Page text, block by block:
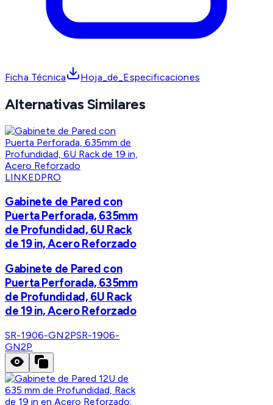
Ficha Técnica Hoja_de_Especificaciones
Alternativas Similares
LINKEDPRO
Gabinete de Pared con
Puerta Perforada, 635mm
de Profundidad, 6U Rack
de 19 in, Acero Reforzado
Gabinete de Pared con
Puerta Perforada, 635mm
de Profundidad, 6U Rack
de 19 in, Acero Reforzado
SR-1906-GN2PSR-1906-
GN2P